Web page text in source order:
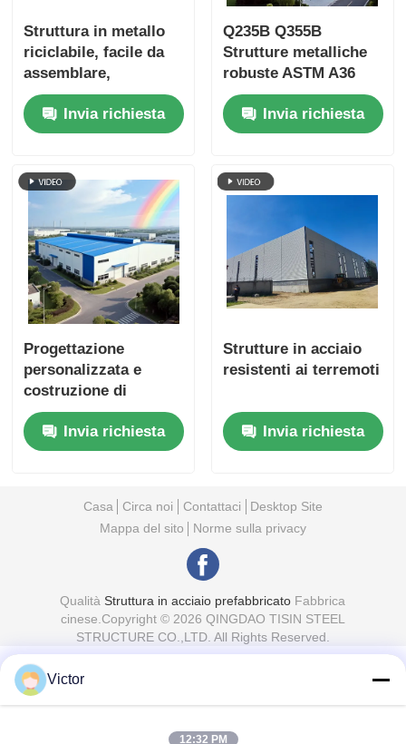
Struttura in metallo
riciclabile, facile da
assemblare,
costruzione rapida
Invia richiesta
Q235B Q355B
Strutture metalliche
robuste ASTM A36
Invia richiesta
Progettazione
personalizzata e
costruzione di
strutture in acciaio
antiruggine per
logistica e stoccaggio
Invia richiesta
Strutture in acciaio
resistenti ai terremoti
Invia richiesta
Casa Circa noi Contattaci
Desktop Site
Mappa del sito
Norme sulla privacy
Qualità Struttura in acciaio prefabbricato Fabbrica
cinese.Copyright © 2026 QINGDAO TISIN STEEL
STRUCTURE CO.,LTD. All Rights Reserved.
Victor
12:32 PM